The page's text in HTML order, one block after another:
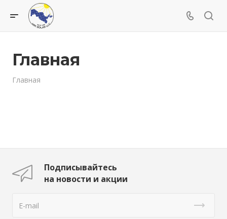
Главная
Главная
Подписывайтесь
на новости и акции